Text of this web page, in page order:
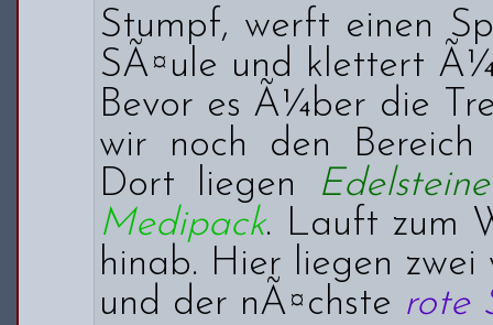
Stumpf, werft einen
SÃ¤ule und klettert
Bevor es Ã¼ber die
wir noch den Bereich
Dort liegen
Edelsteine
Medipack. Lauft zum
hinab. Hier liegen
und der nÃ¤chste rote